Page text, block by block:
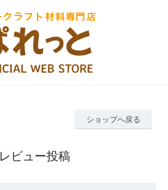
ショップへ戻る
レビュー投稿